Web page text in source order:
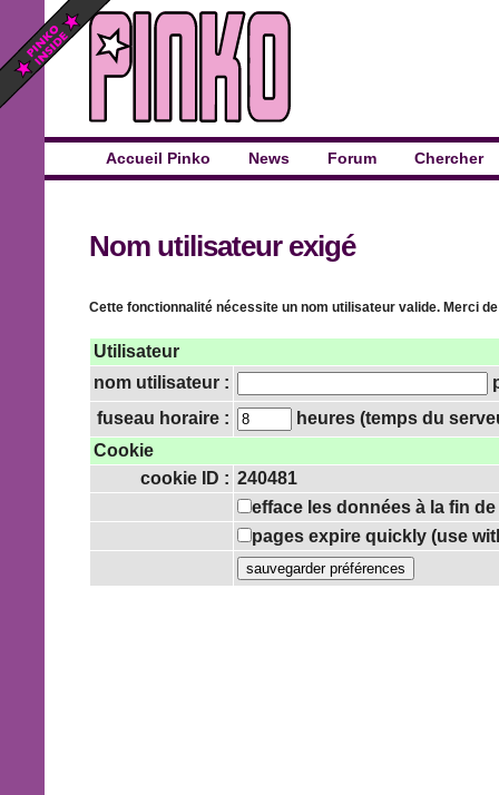
Accueil Pinko News Forum Chercher
Nom utilisateur exigé
Cette fonctionnalité nécessite un nom utilisateur valide. Merci
Utilisateur
nom utilisateur :
fuseau horaire :
heures (temps du
Cookie
cookie ID : 240481
efface les données à la fin
pages expire quickly (use